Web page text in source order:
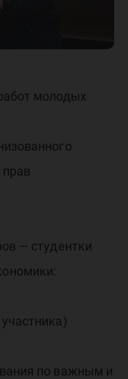
молодых
— студентки
по важным и